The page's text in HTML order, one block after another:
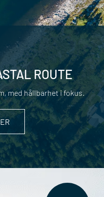
ROUTE
med hållbarhet i fokus.